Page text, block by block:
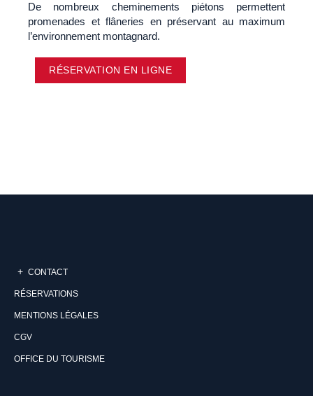
De nombreux cheminements piétons permettent
promenades et flâneries en préservant au maximum
l’environnement montagnard.
RÉSERVATION EN LIGNE
CONTACT
RÉSERVATIONS
MENTIONS LÉGALES
CGV
OFFICE DU TOURISME